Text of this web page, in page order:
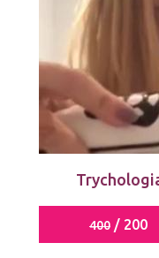
400 / 200